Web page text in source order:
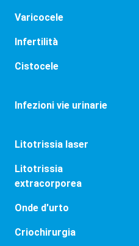
Varicocele
Infertilità
Cistocele
Infezioni vie urinarie
Litotrissia laser
Litotrissia
extracorporea
Onde d'urto
Criochirurgia